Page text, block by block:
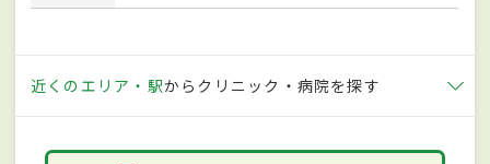
近くのエリア・駅からクリニック・病院を探す